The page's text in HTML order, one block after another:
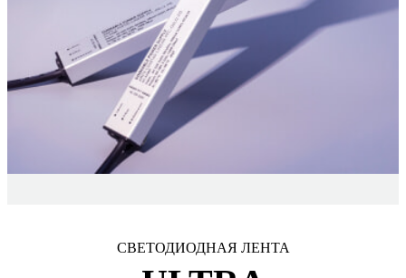
СВЕТОДИОДНАЯ ЛЕНТА